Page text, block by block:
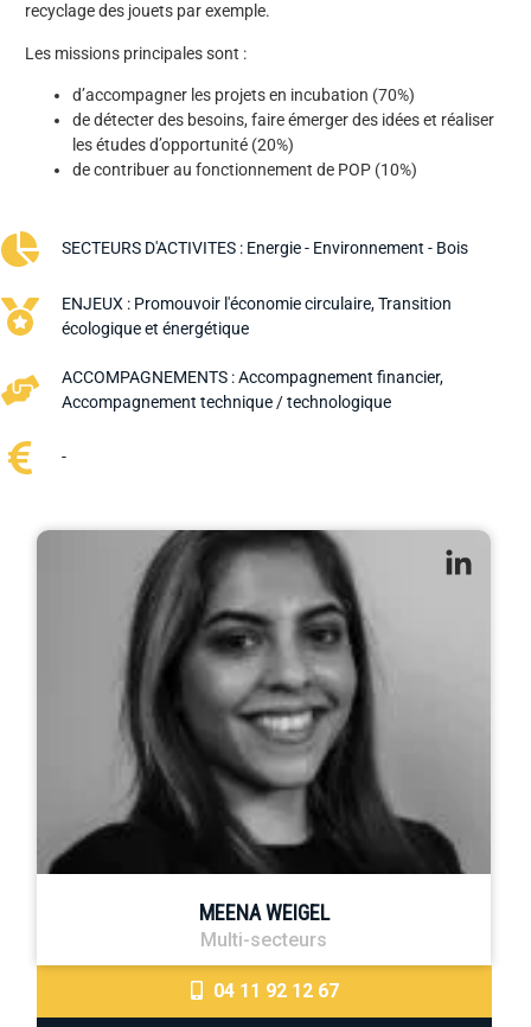
recyclage des jouets par exemple.
Les missions principales sont :
d’accompagner les projets en incubation (70%)
de détecter des besoins, faire émerger des idées et réaliser
les études d’opportunité (20%)
de contribuer au fonctionnement de POP (10%)
SECTEURS D'ACTIVITES : Energie - Environnement - Bois
ENJEUX : Promouvoir l'économie circulaire,Transition
écologique et énergétique
ACCOMPAGNEMENTS :Accompagnement financier,
Accompagnement technique / technologique
-
MEENA WEIGEL
Multi-secteurs
04 11 92 12 67